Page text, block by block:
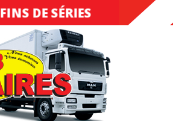
DESTOCKAGE
FINS DE SÉRIES